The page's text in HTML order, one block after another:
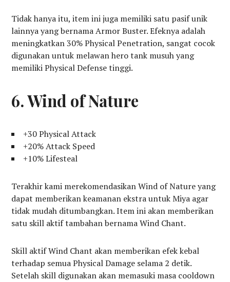
Tidak hanya itu, item ini juga memiliki satu pasif unik
lainnya yang bernama Armor Buster. Efeknya adalah
meningkatkan 30% Physical Penetration, sangat cocok
digunakan untuk melawan hero tank musuh yang
memiliki Physical Defense tinggi.
6. Wind of Nature
+30 Physical Attack
+20% Attack Speed
+10% Lifesteal
Terakhir kami merekomendasikan Wind of Nature yang
dapat memberikan keamanan ekstra untuk Miya agar
tidak mudah ditumbangkan. Item ini akan memberikan
satu skill aktif tambahan bernama Wind Chant.
Skill aktif Wind Chant akan memberikan efek kebal
terhadap semua Physical Damage selama 2 detik.
Setelah skill digunakan akan memasuki masa cooldown